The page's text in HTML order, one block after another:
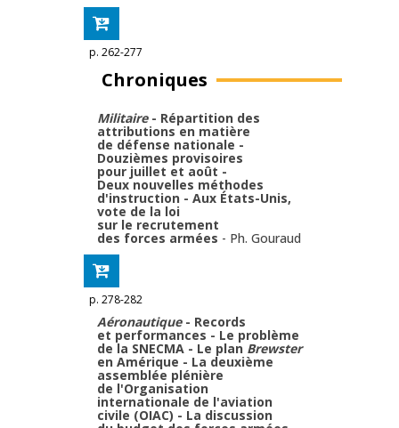
p. 262-277
Chroniques
Militaire - Répartition des
attributions en matière
de défense nationale -
Douzièmes provisoires
pour juillet et août -
Deux nouvelles méthodes
d'instruction - Aux États-Unis,
vote de la loi
sur le recrutement
des forces armées - Ph. Gouraud
p. 278-282
Aéronautique - Records
et performances - Le problème
de la SNECMA - Le plan Brewster
en Amérique - La deuxième
assemblée plénière
de l'Organisation
internationale de l'aviation
civile (OIAC) - La discussion